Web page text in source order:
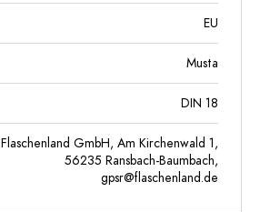
EU
Musta
DIN 18
Flaschenland GmbH, Am Kirchenwald 1,
56235 Ransbach-Baumbach,
gpsr@flaschenland.de